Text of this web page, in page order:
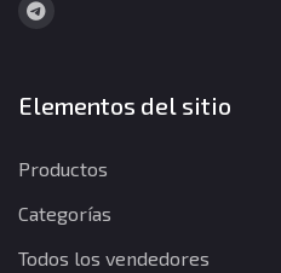
Elementos del sitio
Productos
Categorías
Todos los vendedores